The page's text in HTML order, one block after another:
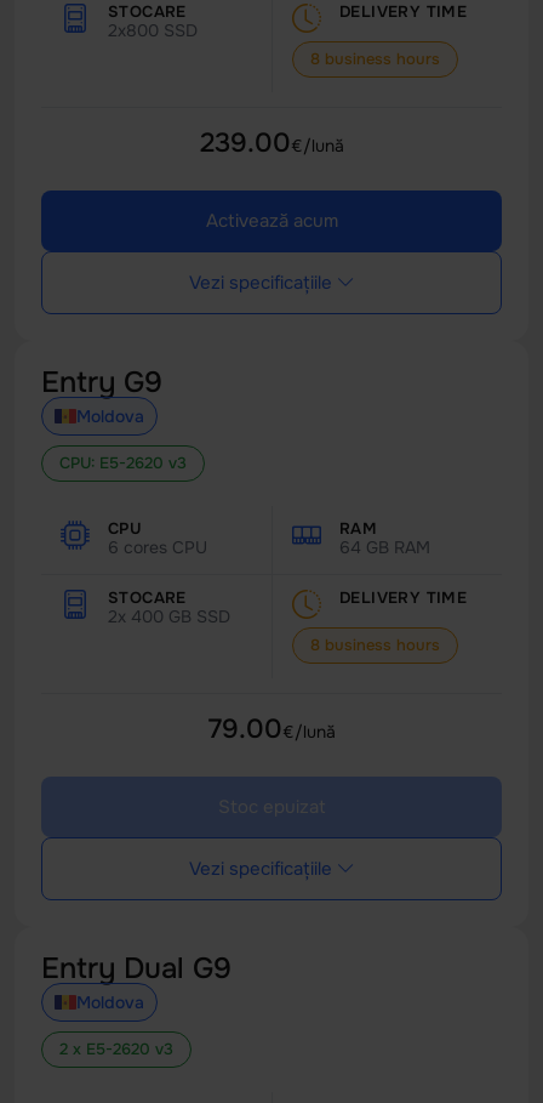
STOCARE
2x800 SSD
DELIVERY TIME
8 business hours
239.00€/lună
Activează acum
Vezi specificațiile
Entry G9
Moldova
CPU: E5-2620 v3
CPU
6 cores CPU
RAM
64 GB RAM
STOCARE
2x 400 GB SSD
DELIVERY TIME
8 business hours
79.00€/lună
Stoc epuizat
Vezi specificațiile
Entry Dual G9
Moldova
2 x E5-2620 v3